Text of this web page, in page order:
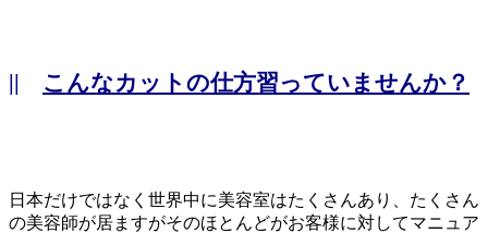
|| こんなカットの仕方習っていませんか？
日本だけではなく世界中に美容室はたくさんあり、たくさん
の美容師が居ますがそのほとんどがお客様に対してマニュア